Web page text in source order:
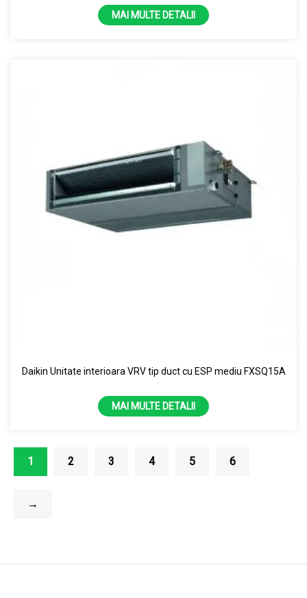
MAI MULTE DETALII
Daikin Unitate interioara VRV tip duct cu ESP mediu FXSQ15A
MAI MULTE DETALII
1 2 3 4 5 6
→